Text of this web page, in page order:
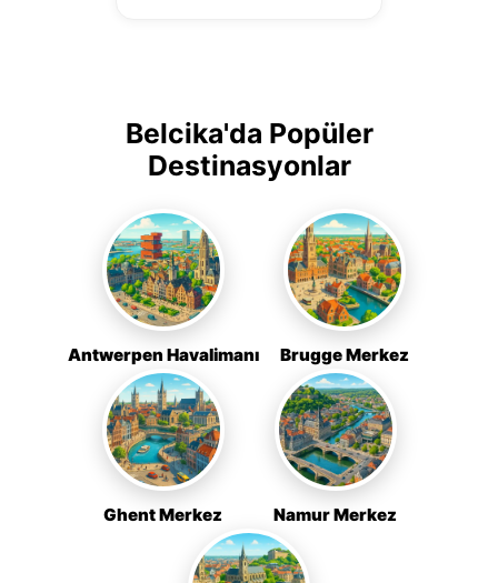
Belcika'da Popüler
Destinasyonlar
Antwerpen Havalimanı Brugge Merkez
Ghent Merkez Namur Merkez